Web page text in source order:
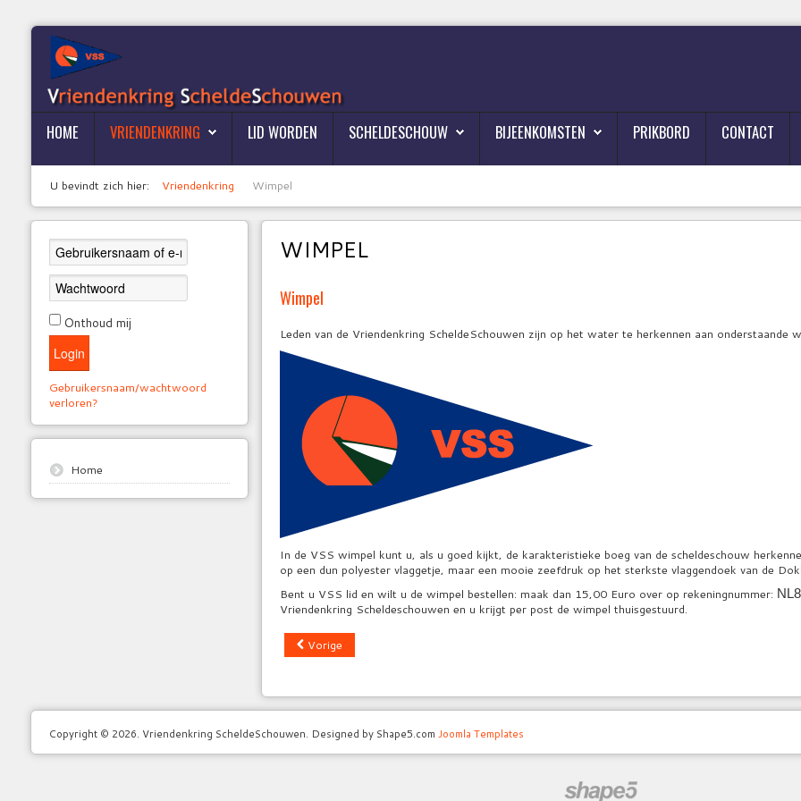
HOME VRIENDENKRING LID WORDEN SCHELDESCHOUW BIJEENKOMSTEN PRIKBORD CONTACT
U bevindt zich hier: Vriendenkring Wimpel
WIMPEL
Wimpel
Leden van de Vriendenkring ScheldeSchouwen zijn op het water te herkennen aan onderstaande
In de VSS wimpel kunt u, als u goed kijkt, de karakteristieke boeg van de scheldeschouw
op een dun polyester vlaggetje, maar een mooie zeefdruk op het sterkste vlaggendoek van de
Bent u VSS lid en wilt u de wimpel bestellen: maak dan 15,00 Euro over op rekeningnummer:
Vriendenkring Scheldeschouwen en u krijgt per post de wimpel thuisgestuurd.
Vorige
Onthoud mij
Login
Gebruikersnaam/wachtwoord
verloren?
Home
Copyright © 2026. Vriendenkring ScheldeSchouwen. Designed by Shape5.com Joomla Templates